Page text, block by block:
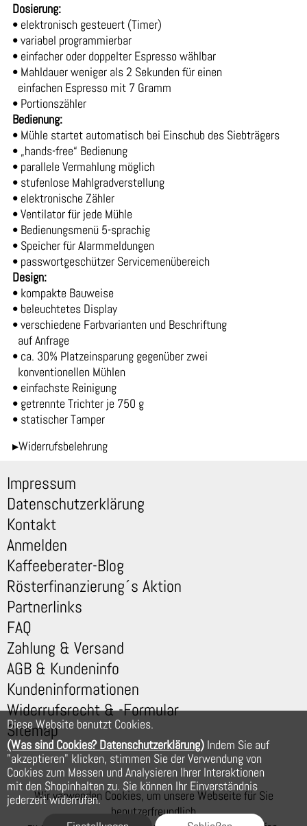
Diese Website benutzt Cookies.
(Was sind Cookies? Datenschutzerklärung) Indem Sie auf
"akzeptieren" klicken, stimmen Sie der Verwendung von
Cookies zum Messen und Analysieren Ihrer Interaktionen
mit den Shopinhalten zu. Sie können Ihr Einverständnis
jederzeit widerrufen.
Dosierung:
• elektronisch gesteuert (Timer)
• variabel programmierbar
• einfacher oder doppelter Espresso wählbar
• Mahldauer weniger als 2 Sekunden für einen
einfachen Espresso mit 7 Gramm
• Portionszähler
Bedienung:
• Mühle startet automatisch bei Einschub des Siebträgers
• „hands-free“ Bedienung
• parallele Vermahlung möglich
• stufenlose Mahlgradverstellung
• elektronische Zähler
• Ventilator für jede Mühle
• Bedienungsmenü 5-sprachig
• Speicher für Alarmmeldungen
• passwortgeschützer Servicemenübereich
Design:
• kompakte Bauweise
• beleuchtetes Display
• verschiedene Farbvarianten und Beschriftung
auf Anfrage
• ca. 30% Platzeinsparung gegenüber zwei
konventionellen Mühlen
• einfachste Reinigung
• getrennte Trichter je 750 g
• statischer Tamper
▸Widerrufsbelehrung
Impressum
Datenschutzerklärung
Kontakt
Anmelden
Kaffeeberater-Blog
Rösterfinanzierung´s Aktion
Partnerlinks
FAQ
Zahlung & Versand
AGB & Kundeninfo
Kundeninformationen
Widerrufsrecht & -Formular
Sitemap
Wir verwenden Cookies, um unsere Webseite für Sie
benutzerfreundlich